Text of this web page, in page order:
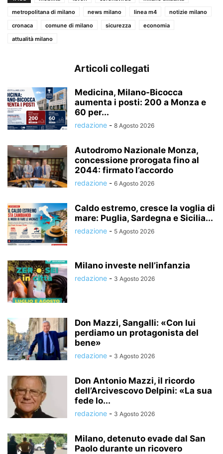
metropolitana di milano
news milano linea m4
notizie milano
cronaca
comune di milano sicurezza
economia
attualità milano
Articoli collegati
Medicina, Milano-Bicocca
aumenta i posti: 200 a Monza e
60 per...
redazione - 8 Agosto 2026
Autodromo Nazionale Monza,
concessione prorogata fino al
2044: firmato l’accordo
redazione - 6 Agosto 2026
Caldo estremo, cresce la voglia di
mare: Puglia, Sardegna e Sicilia...
redazione - 5 Agosto 2026
Milano investe nell’infanzia
redazione - 3 Agosto 2026
Don Mazzi, Sangalli: «Con lui
perdiamo un protagonista del
bene»
redazione - 3 Agosto 2026
Don Antonio Mazzi, il ricordo
dell’Arcivescovo Delpini: «La sua
fede lo...
redazione - 3 Agosto 2026
Milano, detenuto evade dal San
Paolo durante un ricovero